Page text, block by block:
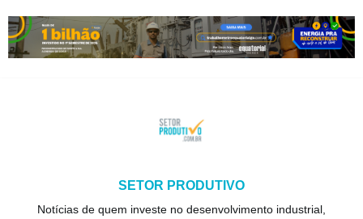
SETOR PRODUTIVO
Notícias de quem investe no desenvolvimento industrial,